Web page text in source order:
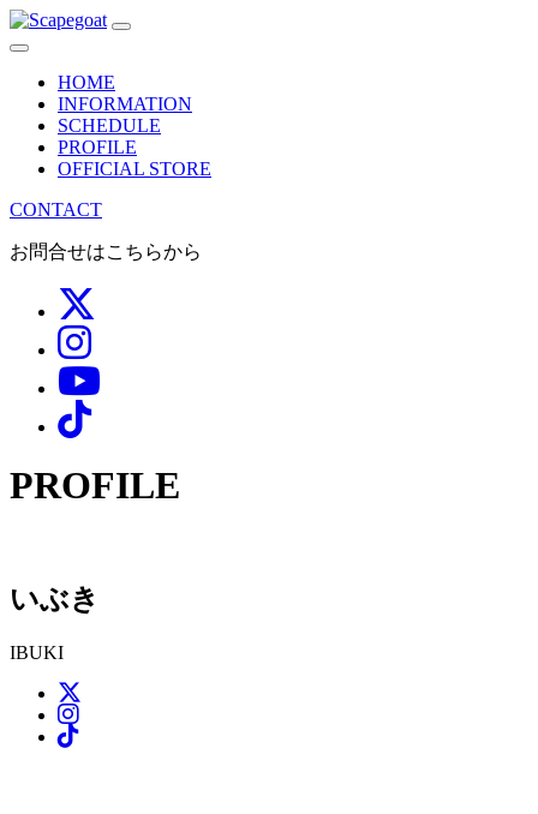
メ
ゲ
ー
HOME
INFORMATION
SCHEDULE
PROFILE
OFFICIAL STORE
CONTACT
お問合せはこちらから
PROFILE
いぶき
IBUKI